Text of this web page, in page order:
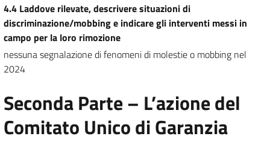
4.4 Laddove rilevate, descrivere situazioni di
discriminazione/mobbing e indicare gli interventi messi in
campo per la loro rimozione
nessuna segnalazione di fenomeni di molestie o mobbing nel
2024
Seconda Parte – L’azione del
Comitato Unico di Garanzia